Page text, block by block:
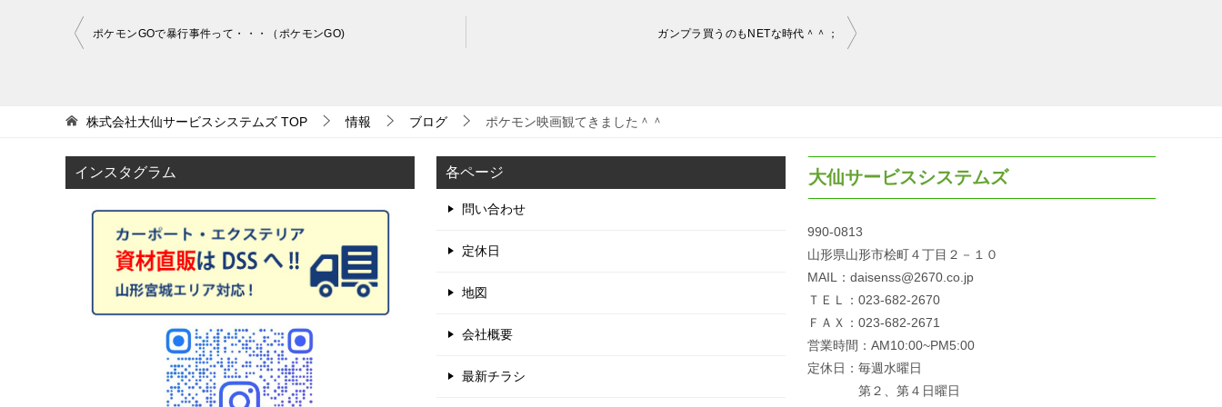
ナ
ゲ
ー
シ
ポケモンGOで暴行事件って・・・（ポケモンGO) ガンプラ買うのもNETな時代＾＾；
株式会社大仙サービスシステムズ TOP 情報 ブログ ポケモン映画観てきました＾＾
インスタグラム 各ページ
問い合わせ
定休日
地図
会社概要
最新チラシ
大仙サービスシステムズ
990-0813
山形県山形市桧町４丁目２－１０
MAIL：daisenss@2670.co.jp
ＴＥＬ：023-682-2670
ＦＡＸ：023-682-2671
営業時間：AM10:00~PM5:00
定休日：毎週水曜日
第２、第４日曜日